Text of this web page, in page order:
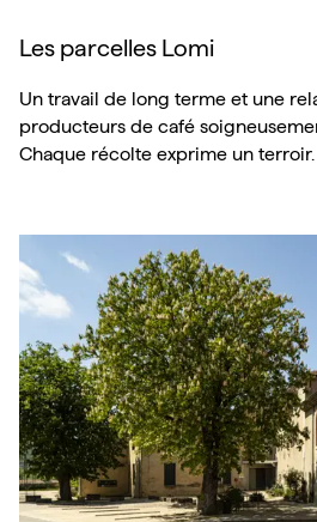
Les parcelles Lomi
Un travail de long terme et une
producteurs de café
Chaque récolte exprime un terroir.